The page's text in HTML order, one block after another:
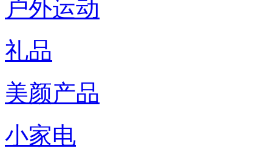
户外运动
礼品
美颜产品
小家电